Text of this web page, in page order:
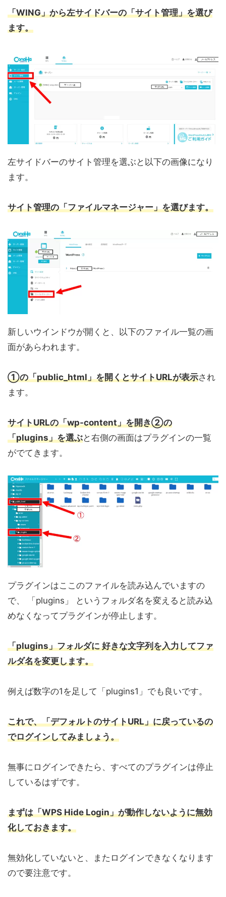
「WING」から左サイドバーの「サイト管理」を選び
ます。
左サイドバーのサイト管理を選ぶと以下の画像になり
ます。
サイト管理の「ファイルマネージャー」を選びます。
新しいウインドウが開くと、以下のファイル一覧の画
面があらわれます。
①の「public_html」を開くとサイトURLが表示され
ます。
サイトURLの「wp-content」を開き②の
「plugins」を選ぶと右側の画面はプラグインの一覧
がでてきます。
プラグインはここのファイルを読み込んでいますの
で、 「plugins」 というフォルダ名を変えると読み込
めなくなってプラグインが停止します。
「plugins」フォルダに 好きな文字列を入力してファ
ルダ名を変更します。
例えば数字の1を足して「plugins1」でも良いです。
これで、「デフォルトのサイトURL」に戻っているの
でログインしてみましょう。
無事にログインできたら、すべてのプラグインは停止
しているはずです。
まずは「WPS Hide Login」が動作しないように無効
化しておきます。
無効化していないと、またログインできなくなります
ので要注意です。